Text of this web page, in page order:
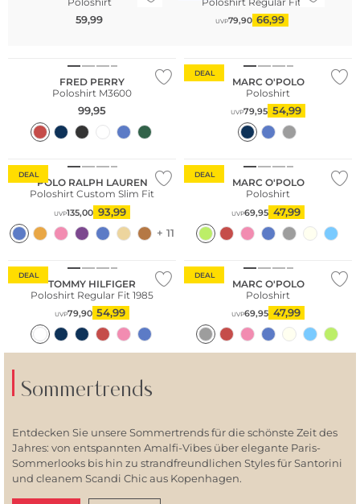
59,99
UVP79,90 66,99
FRED PERRY
Poloshirt M3600
99,95
DEAL
MARC O'POLO
Poloshirt
UVP79,95 54,99
DEAL
POLO RALPH LAUREN
Poloshirt Custom Slim Fit
UVP135,00 93,99
+ 11
DEAL
MARC O'POLO
Poloshirt
UVP69,95 47,99
DEAL
TOMMY HILFIGER
Poloshirt Regular Fit 1985
UVP79,90 54,99
DEAL
Nachhaltig
MARC O'POLO
Poloshirt
UVP69,95 47,99
Sommertrends
Entdecken Sie unsere Sommertrends für die schönste Zeit des
Jahres: von entspannten Amalfi-Vibes über elegante Paris-
Sommerlooks bis hin zu strandfreundlichen Styles für Santorini
und cleanem Scandi Chic aus Kopenhagen.